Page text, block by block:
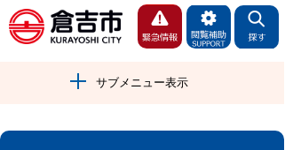
サブメニュー表示